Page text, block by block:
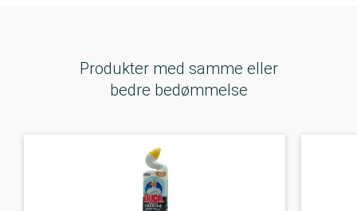
Produkter med samme eller
bedre bedømmelse